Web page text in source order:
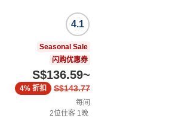
4.1
Seasonal Sale
闪购优惠券
S$136.59~
S$143.77
4% 折扣
每间
2位住客 1 晚